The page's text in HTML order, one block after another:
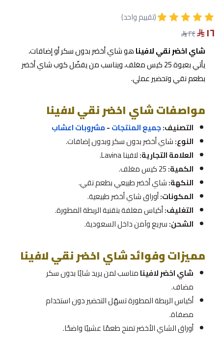
(تقييم واحد)
١٦
٢٤
شاي اخضر نقي لافيناهو شاي أخضر بدون سكر أو إضافات،
يأتي بعبوة 25 كيس مغلف، ويناسب من يفضّل كوب شاي أخضر
بطعم نقي وتحضير عملي.
مواصفات شاي اخضر نقي لافينا
التصنيف:جميع المنتجات-مشروبات اعشاب
النوع:شاي أخضر بدون سكر وبدون إضافات.
العلامة التجارية:لافينا Lavina.
الكمية:
النكهة:شاي أخضر طبيعي بطعم نقي.
المكونات:أوراق شاي أخضر طبيعية.
التغليف:أكياس مغلفة بتقنية الربطة المطورة.
الشحن:سريع وآمن داخل السعودية.
مميزات وفوائد شاي اخضر نقي لافينا
شاي اخضر لافينامناسب لمن يريد شايًا بدون سكر
مضاف.
أكياس الربطة المطورة تسهّل التحضير دون استخدام
مصفاة.
أوراق الشاي الأخضر تمنح طعمًا عشبيًا واضحًا.